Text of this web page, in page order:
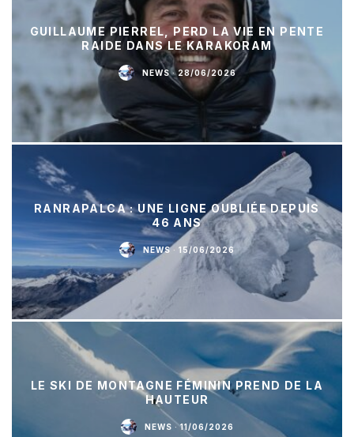
GUILLAUME PIERREL, PERD LA VIE EN PENTE
RAIDE DANS LE KARAKORAM
NEWS · 28/06/2026
RANRAPALCA : UNE LIGNE OUBLIÉE DEPUIS
46 ANS
NEWS · 15/06/2026
LE SKI DE MONTAGNE FÉMININ PREND DE LA
HAUTEUR
NEWS · 11/06/2026